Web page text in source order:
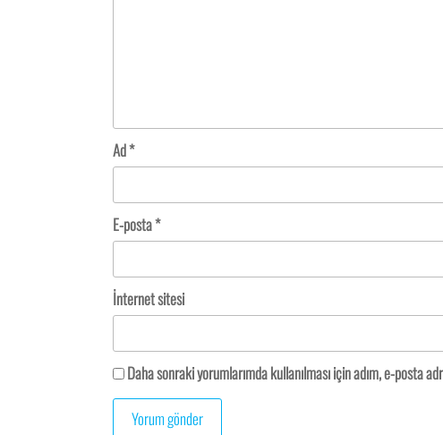
Ad*
E-posta*
İnternet sitesi
Daha sonraki yorumlarımda kullanılması için adım, e-posta